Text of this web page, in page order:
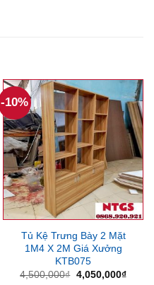
-10%
Tủ Kệ Trưng Bày 2 Mặt
1M4 X 2M Giá Xưởng
KTB075
4,500,000₫ Giá
4,050,000₫Giá